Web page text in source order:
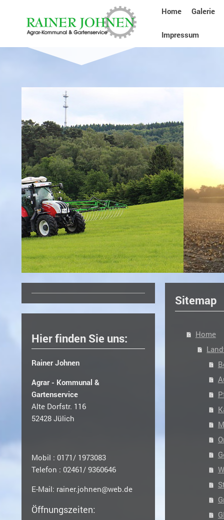
Home Galerie
Impressum
Sitemap
Home
Hier finden Sie uns:
Rainer Johnen
Agrar - Kommunal &
Gartenservice
Alte Dorfstr. 116
52428 Jülich
Mobil : 0171/ 1973083
Telefon : 02461/ 9360646
E-Mail: rainer.johnen@web.de
Öffnungszeiten: